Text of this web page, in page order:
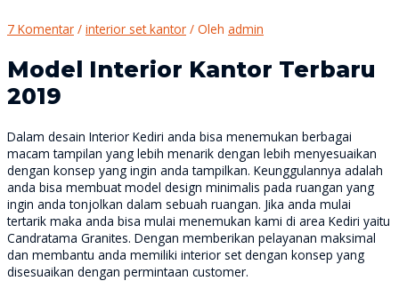
7 Komentar / interior set kantor / Oleh admin
Model Interior Kantor Terbaru
2019
Dalam desain Interior Kediri anda bisa menemukan berbagai
macam tampilan yang lebih menarik dengan lebih menyesuaikan
dengan konsep yang ingin anda tampilkan. Keunggulannya adalah
anda bisa membuat model design minimalis pada ruangan yang
ingin anda tonjolkan dalam sebuah ruangan. Jika anda mulai
tertarik maka anda bisa mulai menemukan kami di area Kediri yaitu
Candratama Granites. Dengan memberikan pelayanan maksimal
dan membantu anda memiliki interior set dengan konsep yang
disesuaikan dengan permintaan customer.